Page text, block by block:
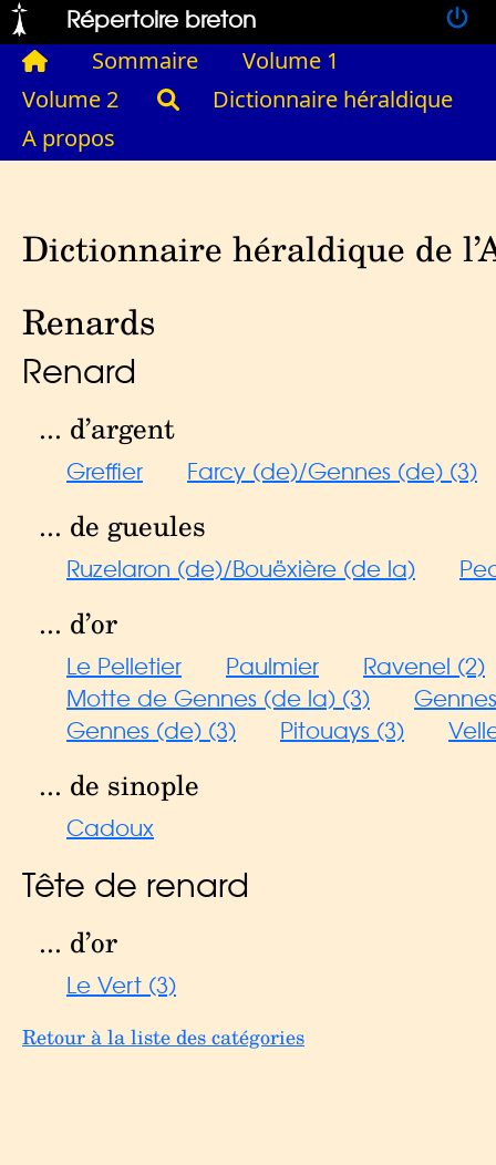
Répertoire breton
Sommaire
Volume 1
Volume 2
Dictionnaire héraldique
A propos
Dictionnaire héraldique de
Renards
Renard
... d’argent
Greffier Farcy (de)/Gennes (de) (3)
... de gueules
Ruzelaron (de)/Bouëxière (de la)
... d’or
Le Pelletier Paulmier
Ravenel (2)
Motte de Gennes (de la) (3)
Gennes (de) (3)
Pitouays (3)
... de sinople
Cadoux
Tête de renard
... d’or
Le Vert (3)
Retour à la liste des catégories